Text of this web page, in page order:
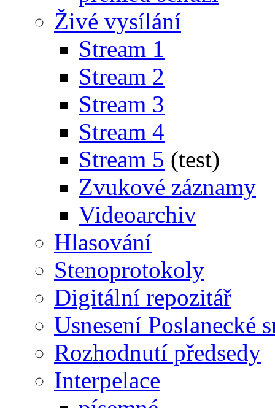
Živé vysílání
Stream 1
Stream 2
Stream 3
Stream 4
Stream 5 (test)
Zvukové záznamy
Videoarchiv
Hlasování
Stenoprotokoly
Digitální repozitář
Usnesení Poslanecké
Rozhodnutí předsedy
Interpelace